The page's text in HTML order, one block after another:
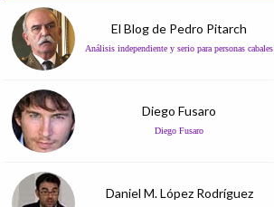
El Blog de Pedro Pitarch
Análisis independiente y serio para personas cabales
Diego Fusaro
Diego Fusaro
Daniel M. López Rodríguez